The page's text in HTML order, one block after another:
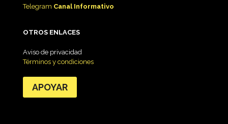
Telegram Canal Informativo
OTROS ENLACES
Aviso de privacidad
Términos y condiciones
APOYAR